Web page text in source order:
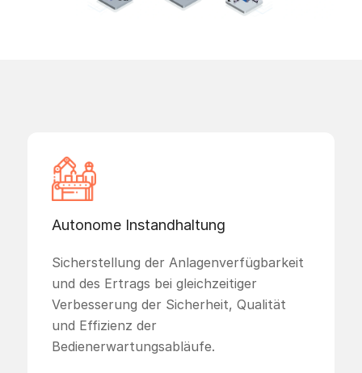
Autonome Instandhaltung
Sicherstellung der Anlagenverfügbarkeit
und des Ertrags bei gleichzeitiger
Verbesserung der Sicherheit, Qualität
und Effizienz der
Bedienerwartungsabläufe.